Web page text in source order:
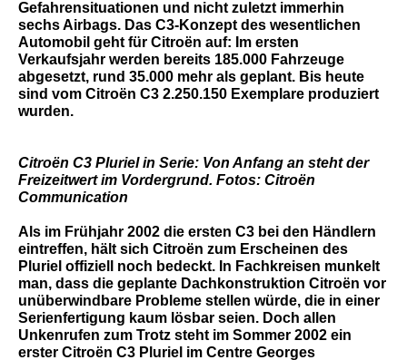
Gefahrensituationen und nicht zuletzt immerhin
sechs Airbags. Das C3-Konzept des wesentlichen
Automobil geht für Citroën auf: Im ersten
Verkaufsjahr werden bereits 185.000 Fahrzeuge
abgesetzt, rund 35.000 mehr als geplant. Bis heute
sind vom Citroën C3 2.250.150 Exemplare produziert
wurden.
Citroën C3 Pluriel in Serie: Von Anfang an steht der
Freizeitwert im Vordergrund. Fotos: Citroën
Communication
Als im Frühjahr 2002 die ersten C3 bei den Händlern
eintreffen, hält sich Citroën zum Erscheinen des
Pluriel offiziell noch bedeckt. In Fachkreisen munkelt
man, dass die geplante Dachkonstruktion Citroën vor
unüberwindbare Probleme stellen würde, die in einer
Serienfertigung kaum lösbar seien. Doch allen
Unkenrufen zum Trotz steht im Sommer 2002 ein
erster Citroën C3 Pluriel im Centre Georges